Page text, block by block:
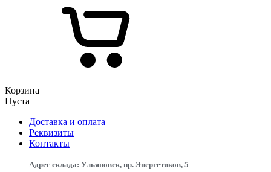
Корзина
Пуста
Доставка и оплата
Реквизиты
Контакты
Адрес склада: Ульяновск, пр. Энергетиков, 5